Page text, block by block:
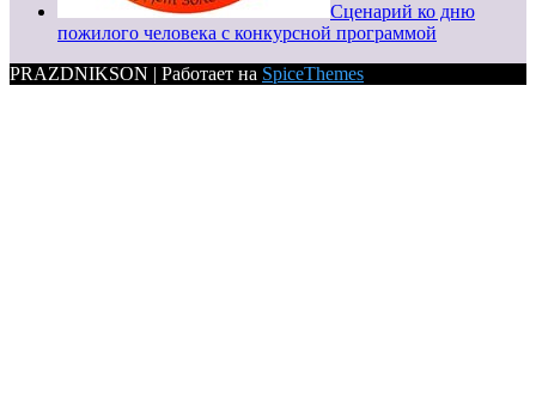
Сценарий ко дню
пожилого человека с конкурсной программой
PRAZDNIKSON | Работает на SpiceThemes